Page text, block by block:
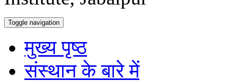
Toggle navigation
मुख्य पृष्ठ
संस्थान के बारे में